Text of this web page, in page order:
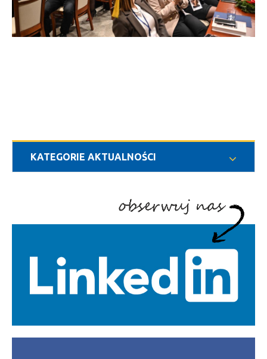
KATEGORIE AKTUALNOŚCI